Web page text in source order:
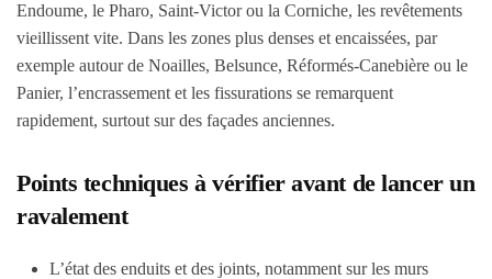
Endoume, le Pharo, Saint-Victor ou la Corniche, les revêtements
vieillissent vite. Dans les zones plus denses et encaissées, par
exemple autour de Noailles, Belsunce, Réformés-Canebière ou le
Panier, l’encrassement et les fissurations se remarquent
rapidement, surtout sur des façades anciennes.
Points techniques à vérifier avant de lancer un
ravalement
L’état des enduits et des joints, notamment sur les murs